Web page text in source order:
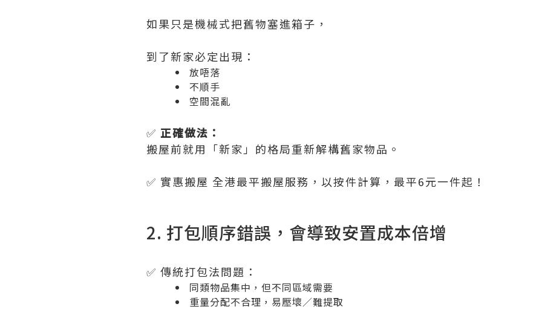
如果只是機械式把舊物塞進箱子，
到了新家必定出現：
放唔落
不順手
空間混亂
✅ 正確做法：
搬屋前就用「新家」的格局重新解構舊家物品。
✅ 實惠搬屋 全港最平搬屋服務，以按件計算，最平6元一件起！
2. 打包順序錯誤，會導致安置成本倍增
✅ 傳統打包法問題：
同類物品集中，但不同區域需要
重量分配不合理，易壓壞／難提取